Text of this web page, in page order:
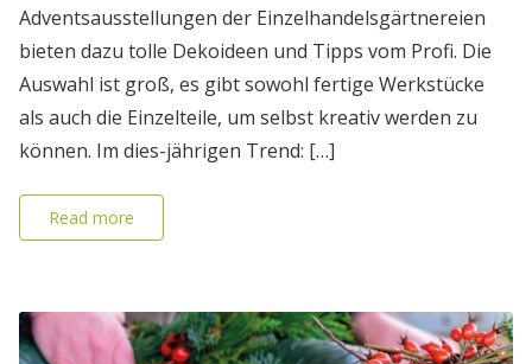
Adventsausstellungen der Einzelhandelsgärtnereien
bieten dazu tolle Dekoideen und Tipps vom Profi. Die
Auswahl ist groß, es gibt sowohl fertige Werkstücke
als auch die Einzelteile, um selbst kreativ werden zu
können. Im dies-jährigen Trend: […]
Read more